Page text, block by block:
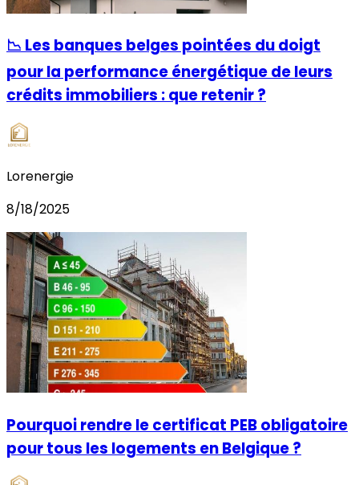
📉 Les banques belges pointées du doigt
pour la performance énergétique de leurs
crédits immobiliers : que retenir ?
Lorenergie
8/18/2025
Pourquoi rendre le certificat PEB obligatoire
pour tous les logements en Belgique ?